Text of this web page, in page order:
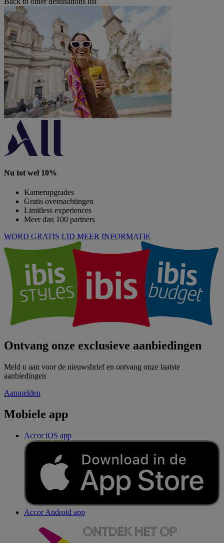
Nu tot wel 10%
Kamerupgrades
Gratis overnachtingen
Limitless experiences
Meer dan 100 partners
WORD GRATIS LID MEER INFORMATIE
Ontvang onze exclusieve aanbiedingen
Meld u aan voor de nieuwsbrief en ontvang onze laatste
aanbiedingen
Aanmelden
Mobiele app
Accor iOS app
Accor Android app